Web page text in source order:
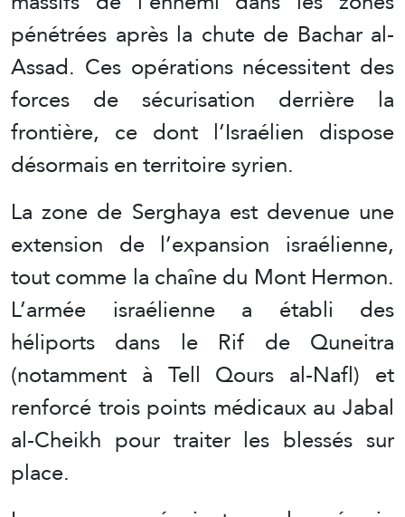
pénétrées après la chute de Bachar al-
Assad. Ces opérations nécessitent des
forces de sécurisation derrière la
frontière, ce dont l’Israélien dispose
désormais en territoire syrien.
La zone de Serghaya est devenue une
extension de l’expansion israélienne,
tout comme la chaîne du Mont Hermon.
L’armée israélienne a établi des
héliports dans le Rif de Quneitra
(notamment à Tell Qours al-Nafl) et
renforcé trois points médicaux au Jabal
al-Cheikh pour traiter les blessés sur
place.